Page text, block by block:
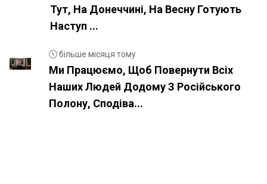
Тут, На Донеччині, На Весну Готують
Наступ ...
більше місяця тому
Ми Працюємо, Щоб Повернути Всіх
Наших Людей Додому З Російського
Полону, Сподіва...